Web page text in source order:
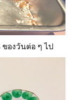
ของวันต่อ ๆ ไป